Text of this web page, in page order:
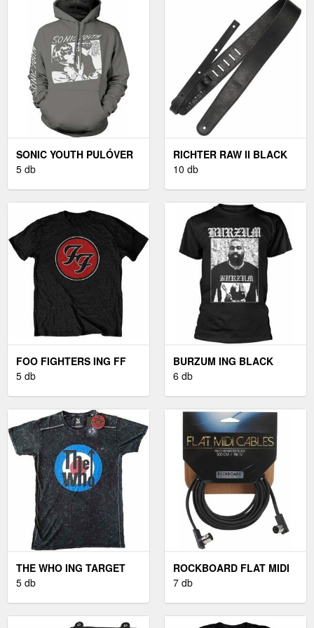
SONIC YOUTH PULÓVER
GOO ALBUM COVER
5 db
RICHTER RAW II BLACK
BŐR GITÁR HEVEDER
10 db
FOO FIGHTERS ING FF
LOGO UNISEX BLACK M
5 db
BURZUM ING BLACK
METAL UNISEX BLACK XL
6 db
THE WHO ING TARGET
LOGO UNISEX BLACK M
5 db
ROCKBOARD FLAT MIDI
CABLE - 5 M BLACK
7 db